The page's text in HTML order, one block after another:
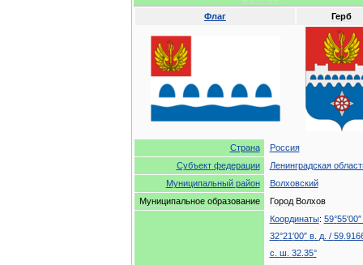
Флаг Герб
Страна
Россия
Субъект федерации Ленинградская
Муниципальный район
Волховский
Муниципальное образование Город Волхов
Координаты: 59°55′00″
32°21′00″ в. д. / 59.
с ш 32. 35°